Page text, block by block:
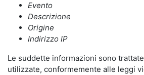
Evento
Descrizione
Origine
Indirizzo IP
Le suddette informazioni sono
utilizzate, conformemente alle leggi